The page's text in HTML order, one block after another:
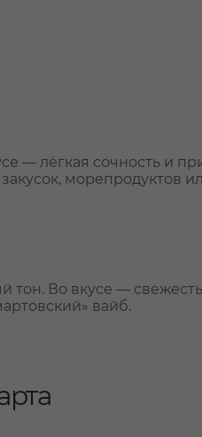
— лёгкая сочность и
морепродуктов
Во вкусе —
вайб.